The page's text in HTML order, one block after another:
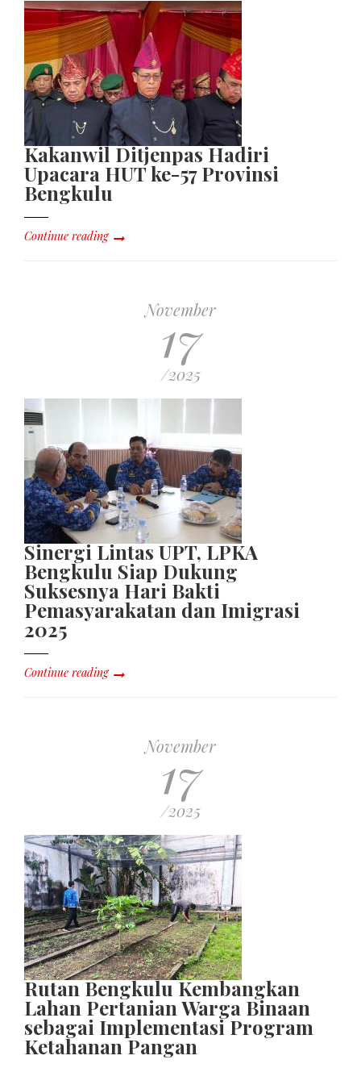
Kakanwil Ditjenpas Hadiri
Upacara HUT ke-57 Provinsi
Bengkulu
Continue reading
November
17
/2025
Sinergi Lintas UPT, LPKA
Bengkulu Siap Dukung
Suksesnya Hari Bakti
Pemasyarakatan dan Imigrasi
2025
Continue reading
November
17
/2025
Rutan Bengkulu Kembangkan
Lahan Pertanian Warga Binaan
sebagai Implementasi Program
Ketahanan Pangan